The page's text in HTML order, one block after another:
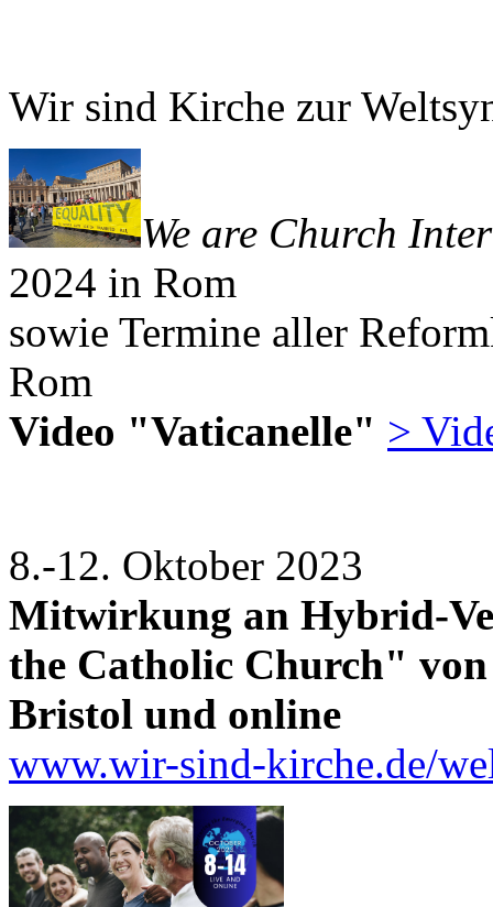
Wir sind Kirche zur
We are Church
2024 in Rom
sowie Termine aller
Rom
Video "Vaticanelle" >
8.-12. Oktober 2023
Mitwirkung an Hybrid-
the Catholic Church"
Bristol und online
www.wir-sind-kirche.de/